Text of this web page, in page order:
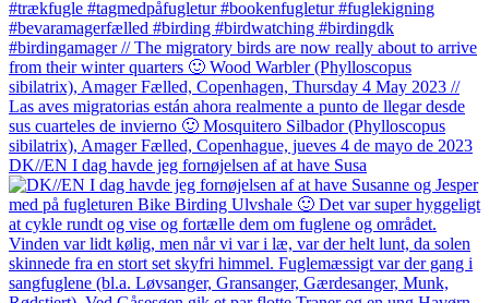
DK//EN I dag havde jeg fornøjelsen af at have Susa